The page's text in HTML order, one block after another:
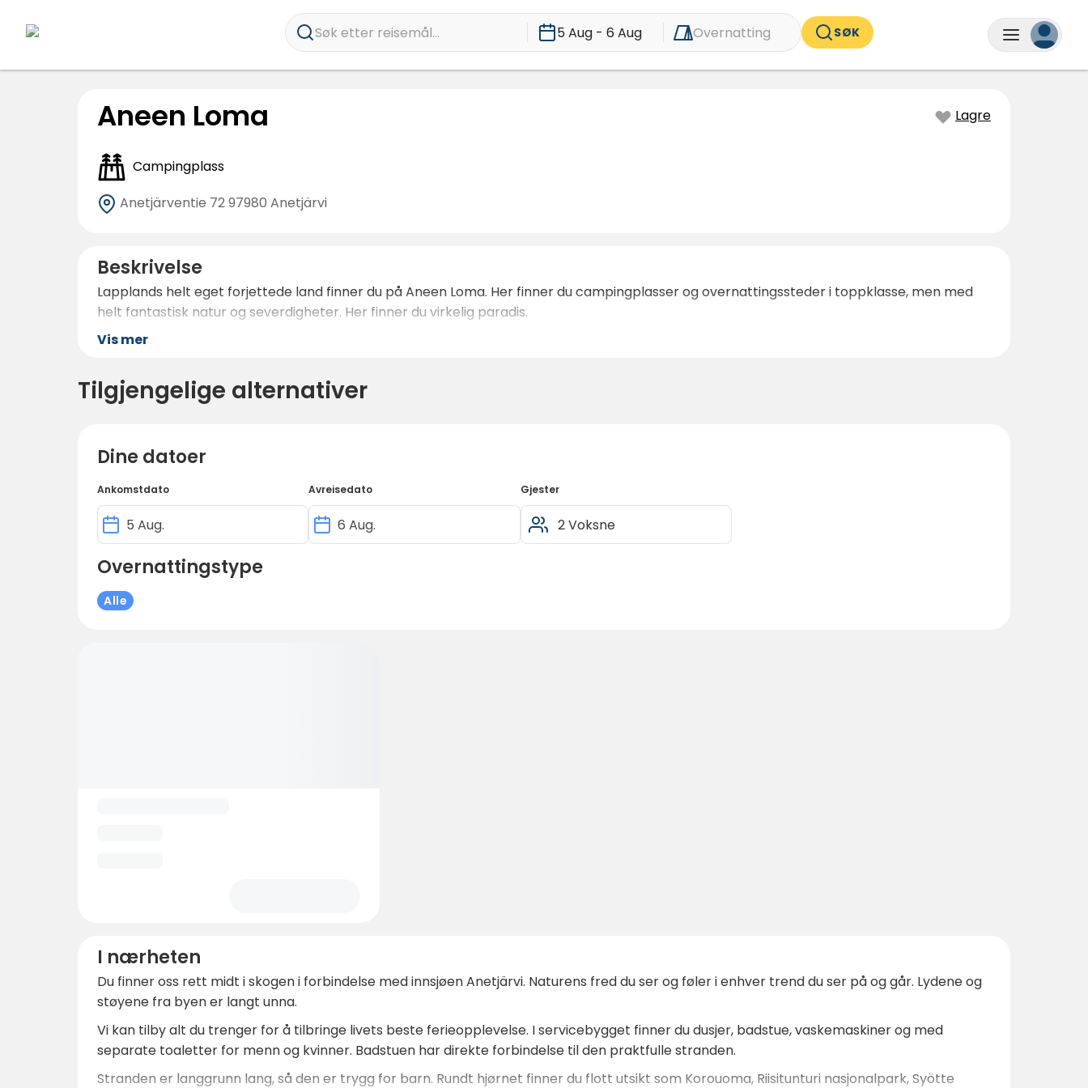
Søk etter reisemål... 5 Aug - 6 Aug Overnatting SØK
Aneen Loma Lagre
Campingplass
Anetjärventie 7297980 Anetjärvi
Beskrivelse
Lapplands helt eget forjettede land finner du på Aneen Loma. Her finner du campingplasser og overnattingssteder i toppklasse, men med
helt fantastisk natur og severdigheter. Her finner du virkelig paradis.
Vis mer
Tilgjengelige alternativer
Dine datoer
Ankomstdato Avreisedato Gjester
Overnattingstype
Alle
I nærheten
Du finner oss rett midt i skogen i forbindelse med innsjøen Anetjärvi. Naturens fred du ser og føler i enhver trend du ser på og går. Lydene og
støyene fra byen er langt unna.
Vi kan tilby alt du trenger for å tilbringe livets beste ferieopplevelse. I servicebygget finner du dusjer, badstue, vaskemaskiner og med
separate toaletter for menn og kvinner. Badstuen har direkte forbindelse til den praktfulle stranden.
Stranden er langgrunn lang, så den er trygg for barn. Rundt hjørnet finner du flott utsikt som Korouoma, Riisitunturi nasjonalpark, Syötte